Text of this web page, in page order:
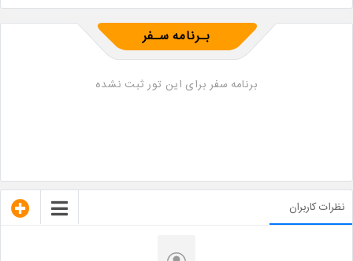
بـرنامه سـفر
برنامه سفر برای این تور ثبت نشده
نظرات کاربران